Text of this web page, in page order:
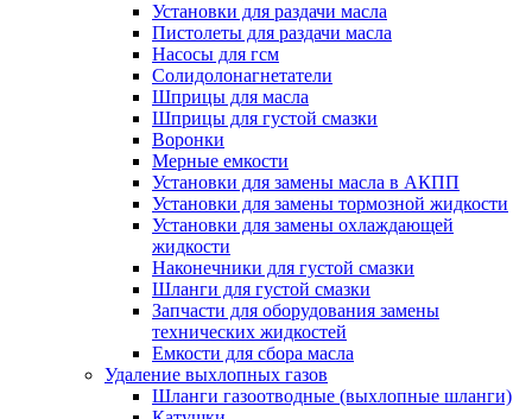
Установки для раздачи масла
Пистолеты для раздачи масла
Насосы для гсм
Солидолонагнетатели
Шприцы для масла
Шприцы для густой смазки
Воронки
Мерные емкости
Установки для замены масла в АКПП
Установки для замены тормозной жидкости
Установки для замены охлаждающей
жидкости
Наконечники для густой смазки
Шланги для густой смазки
Запчасти для оборудования замены
технических жидкостей
Емкости для сбора масла
Удаление выхлопных газов
Шланги газоотводные (выхлопные шланги)